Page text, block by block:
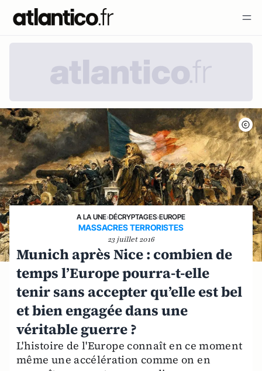
A LA UNE›DÉCRYPTAGES›EUROPE
MASSACRES TERRORISTES
23 juillet 2016
Munich après Nice : combien de
temps l’Europe pourra-t-elle
tenir sans accepter qu’elle est bel
et bien engagée dans une
véritable guerre ?
L'histoire de l'Europe connaît en ce moment
même une accélération comme on en